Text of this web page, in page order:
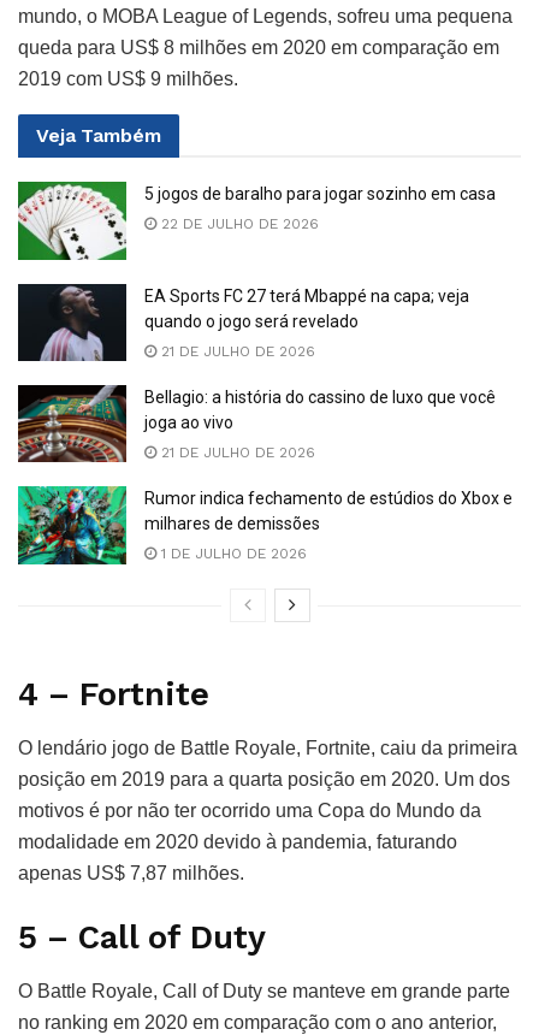
mundo, o MOBA League of Legends, sofreu uma pequena
queda para US$ 8 milhões em 2020 em comparação em
2019 com US$ 9 milhões.
Veja Também
5 jogos de baralho para jogar sozinho em casa
22 DE JULHO DE 2026
EA Sports FC 27 terá Mbappé na capa; veja
quando o jogo será revelado
21 DE JULHO DE 2026
Bellagio: a história do cassino de luxo que você
joga ao vivo
21 DE JULHO DE 2026
Rumor indica fechamento de estúdios do Xbox e
milhares de demissões
1 DE JULHO DE 2026
4 – Fortnite
O lendário jogo de Battle Royale, Fortnite, caiu da primeira
posição em 2019 para a quarta posição em 2020. Um dos
motivos é por não ter ocorrido uma Copa do Mundo da
modalidade em 2020 devido à pandemia, faturando
apenas US$ 7,87 milhões.
5 – Call of Duty
O Battle Royale, Call of Duty se manteve em grande parte
no ranking em 2020 em comparação com o ano anterior,